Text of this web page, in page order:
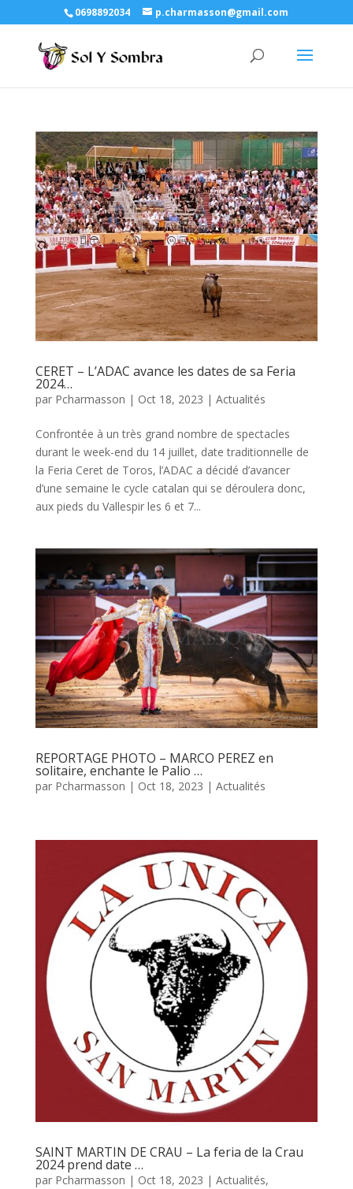
0698892034 p.charmasson@gmail.com
CERET – L’ADAC avance les dates de sa Feria
2024…
par Pcharmasson | Oct 18, 2023 | Actualités
Confrontée à un très grand nombre de spectacles
durant le week-end du 14 juillet, date traditionnelle de
la Feria Ceret de Toros, l’ADAC a décidé d’avancer
d’une semaine le cycle catalan qui se déroulera donc,
aux pieds du Vallespir les 6 et 7...
REPORTAGE PHOTO – MARCO PEREZ en
solitaire, enchante le Palio …
par Pcharmasson | Oct 18, 2023 | Actualités
SAINT MARTIN DE CRAU – La feria de la Crau
2024 prend date …
par Pcharmasson | Oct 18, 2023 | Actualités,